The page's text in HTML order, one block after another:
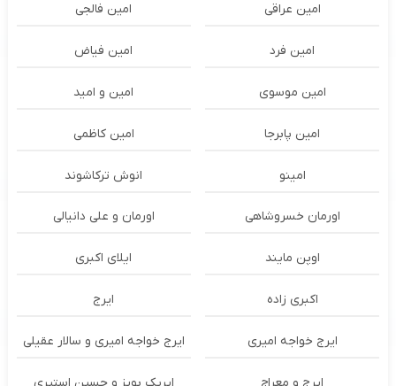
امین عراقی امین فالجی
امین فرد امین فیاض
امین موسوی امین و امید
امین پابرجا امین کاظمی
امینو انوش ترکاشوند
اورمان خسروشاهی اورمان و علی دانیالی
اوپن مایند ايلاى اكبرى
اکبری زاده ایرج
ایرج خواجه امیری ایرج خواجه امیری و سالار عقیلی
ایرج و معراج ایریک بویز و حسین استیری